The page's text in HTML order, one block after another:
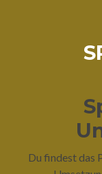
Du findest das